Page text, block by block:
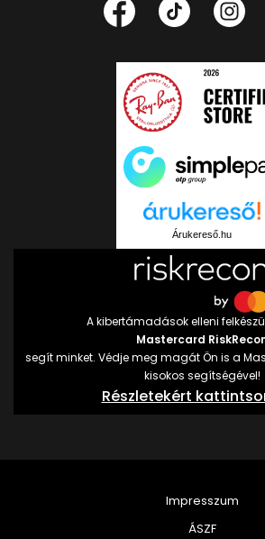
Árukereső.hu
A kibertámadások elleni
Mastercard
segít minket. Védje meg magát Ön is a
kisokos segítségével!
Részletekért
Impresszum
ÁSZF